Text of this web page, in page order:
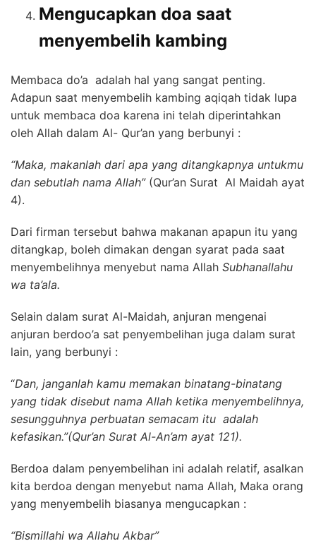
Mengucapkan doa saat
menyembelih kambing
Membaca do’a adalah hal yang sangat penting.
Adapun saat menyembelih kambing aqiqah tidak lupa
untuk membaca doa karena ini telah diperintahkan
oleh Allah dalam Al- Qur’an yang berbunyi :
“Maka, makanlah dari apa yang ditangkapnya untukmu
dan sebutlah nama Allah”(Qur’an Surat Al Maidah ayat
4).
Dari firman tersebut bahwa makanan apapun itu yang
ditangkap, boleh dimakan dengan syarat pada saat
menyembelihnya menyebut nama Allah Subhanallahu
wa ta’ala.
Selain dalam surat Al-Maidah, anjuran mengenai
anjuran berdoo’a sat penyembelihan juga dalam surat
lain, yang berbunyi :
“Dan, janganlah kamu memakan binatang-binatang
yang tidak disebut nama Allah ketika menyembelihnya,
sesungguhnya perbuatan semacam itu adalah
kefasikan.”(Qur’an Surat Al-An’am ayat 121).
Berdoa dalam penyembelihan ini adalah relatif, asalkan
kita berdoa dengan menyebut nama Allah, Maka orang
yang menyembelih biasanya mengucapkan :
“Bismillahi wa Allahu Akbar”